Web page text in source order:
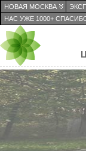
НОВАЯ МОСКВА
НАС УЖЕ 1000+